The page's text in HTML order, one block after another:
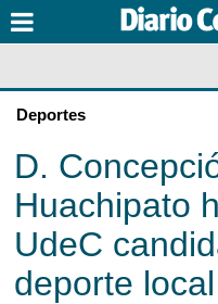
Deportes
D.
Huachipato
UdeC
deporte local